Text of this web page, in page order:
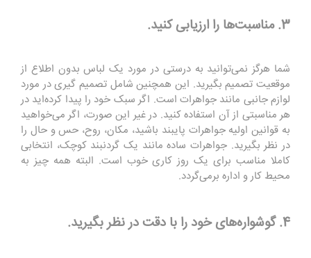
3. مناسبت‌ها را ارزیابی کنید.
شما هرگز نمی‌توانید به درستی در مورد یک لباس بدون اطلاع از
موقعیت تصمیم بگیرید. این همچنین شامل تصمیم گیری در مورد
لوازم جانبی مانند جواهرات است. اگر سبک خود را پیدا کرده‌اید در
هر مناسبتی از آن استفاده کنید. در غیر این صورت، اگر می‌خواهید
به قوانین اولیه جواهرات پایبند باشید، مکان، روح، حس و حال را
در نظر بگیرید. جواهرات ساده مانند یک گردنبند کوچک، انتخابی
کاملا مناسب برای یک روز کاری خوب است. البته همه چیز به
محیط کار و اداره برمی‌گردد.
4. گوشواره‌های خود را با دقت در نظر بگیرید.